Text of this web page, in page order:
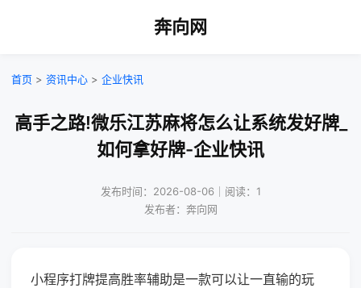
奔向网
首页 > 资讯中心 > 企业快讯
高手之路!微乐江苏麻将怎么让系统发好牌_
如何拿好牌-企业快讯
发布时间：2026-08-06｜阅读：1
发布者：奔向网
小程序打牌提高胜率辅助是一款可以让一直输的玩